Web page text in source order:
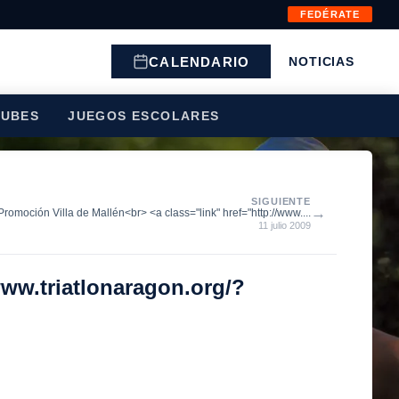
FEDÉRATE
CALENDARIO NOTICIAS
JUEGOS ESCOLARES
SIGUIENTE
Villa de Mallén<br> <a class="link" href="http://www....
11 julio 2009
→
?